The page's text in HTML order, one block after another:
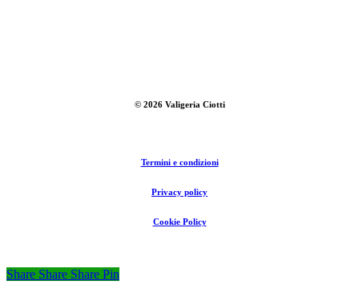
© 2026Valigeria Ciotti
Termini e condizioni
Privacy policy
Cookie Policy
Share
Share Share Share Pin